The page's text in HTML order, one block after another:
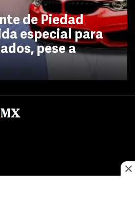
de Piedad
especial para
pese a